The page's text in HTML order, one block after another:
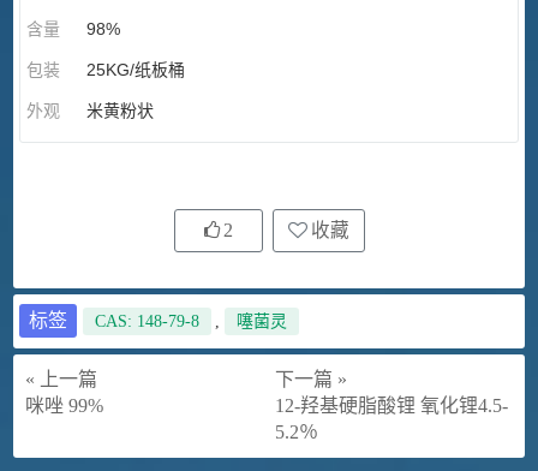
含量 98%
包装 25KG/纸板桶
外观 米黄粉状
2 收藏
标签 CAS: 148-79-8 , 噻菌灵
« 上一篇
咪唑 99%
下一篇 »
12-羟基硬脂酸锂 氧化锂4.5-
5.2％